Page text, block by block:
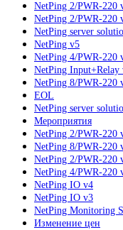
NetPing 2/PWR-220
NetPing 2/PWR-220
NetPing server
NetPing v5
NetPing 4/PWR-220
NetPing Input+Relay
NetPing 8/PWR-220
EOL
NetPing server
Мероприятия
NetPing 2/PWR-220
NetPing 8/PWR-220
NetPing 2/PWR-220
NetPing 4/PWR-220
NetPing IO v4
NetPing IO v3
NetPing Monitoring
Изменение цен